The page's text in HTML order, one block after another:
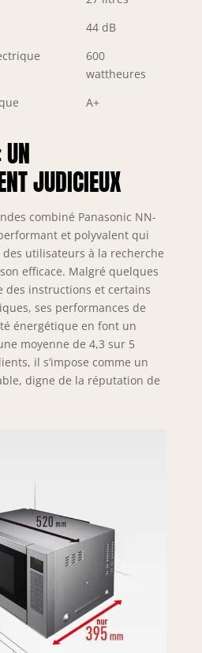
44 dB
600
wattheures
A+
JUDICIEUX
combiné Panasonic NN-
et polyvalent qui
utilisateurs à la recherche
efficace. Malgré quelques
des instructions et certains
ses performances de
énergétique en font un
moyenne de 4,3 sur 5
il s’impose comme un
digne de la réputation de